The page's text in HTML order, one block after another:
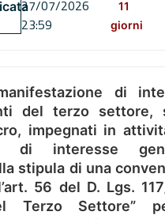
27/07/2026
23:59
11
giorni
di
del terzo settore,
impegnati in
di interesse
stipula di una
56 del D. Lgs.
Terzo Settore”